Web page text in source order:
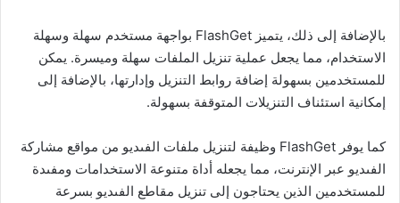
بالإضافة إلى ذلك، يتميز FlashGet بواجهة مستخدم سهلة وسهلة
الاستخدام، مما يجعل عملية تنزيل الملفات سهلة وميسرة. يمكن
للمستخدمين بسهولة إضافة روابط التنزيل وإدارتها، بالإضافة إلى
إمكانية استئناف التنزيلات المتوقفة بسهولة.
كما يوفر FlashGet وظيفة لتنزيل ملفات الفىديو من مواقع مشاركة
الفىديو عبر الإنترنت، مما يجعله أداة متنوعة الاستخدامات ومفىدة
للمستخدمين الذين يحتاجون إلى تنزيل مقاطع الفىديو بسرعة